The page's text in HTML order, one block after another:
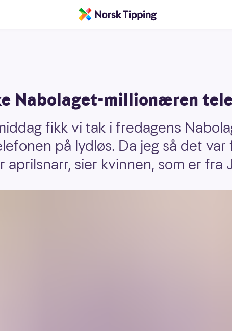
Nabolaget-millionæren
fikk vi tak i fredagens
på lydløs. Da jeg så det var
sier kvinnen, som er fra